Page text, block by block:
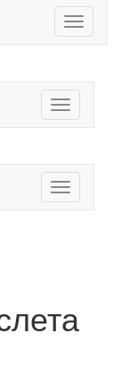
Toggle
Toggle
navigation
Toggle
navigation